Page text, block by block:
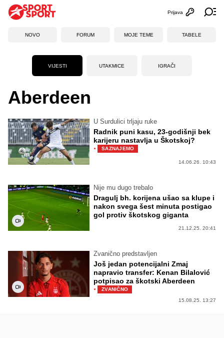
Otvori
Prijava
NOVO FORUM MOJE TEME TABELE
VIJESTI UTAKMICE IGRAČI
Aberdeen
U Surdulici trljaju ruke
Radnik puni kasu, 23-godišnji bek
karijeru nastavlja u Škotskoj?
· SAZNAJEMO
14.06.26. 10:43
Nije mu dugo trebalo
Dragulj bh. korijena ušao sa klupe i
nakon svega šest minuta postigao
gol protiv škotskog giganta
21.12.25. 20:41
Zvanično predstavljen
Još jedan potencijalni Zmaj
napravio transfer: Kenan Bilalović
potpisao za škotski Aberdeen
·
ZVANIČNO
15.08.25. 13:27